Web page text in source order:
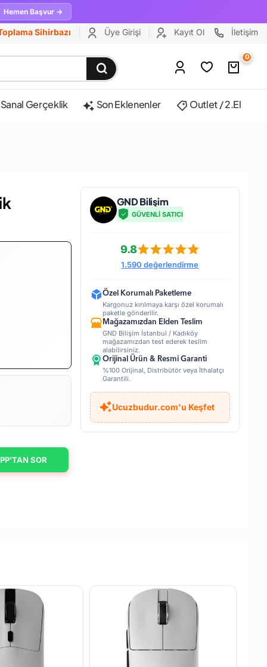
Hemen Başvur →
Sihirbazı Üye Girişi Kayıt Ol İletişim
0
Sanal Gerçeklik Son Eklenenler Outlet / 2.El
SOR
GND Bilişim
GÜVENLİ SATICI
9.8
1.590 değerlendirme
Özel Korumalı Paketleme
Kargonuz kırılmaya karşı özel korumalı
paketle gönderilir.
Mağazamızdan Elden Teslim
GND Bilişim İstanbul / Kadıköy
mağazamızdan test ederek teslim
alabilirsiniz.
Orijinal Ürün & Resmi Garanti
%100 Orijinal, Distribütör veya İthalatçı
Garantili.
Ucuzbudur.com'u Keşfet